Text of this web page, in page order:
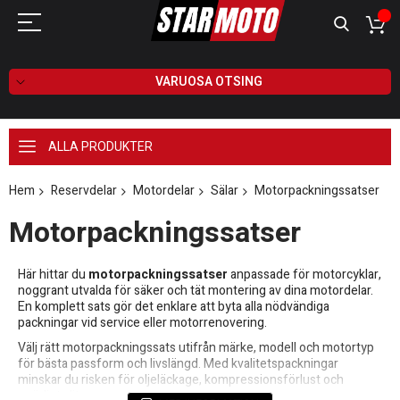
VARUOSA OTSING
ALLA PRODUKTER
Hem Reservdelar Motordelar Sälar Motorpackningssatser
Motorpackningssatser
Här hittar du motorpackningssatseranpassade för motorcyklar,
noggrant utvalda för säker och tät montering av dina motordelar.
En komplett sats gör det enklare att byta alla nödvändiga
packningar vid service eller motorrenovering.
Välj rätt motorpackningssats utifrån märke, modell och motortyp
för bästa passform och livslängd. Med kvalitetspackningar
minskar du risken för oljeläckage, kompressionsförlust och